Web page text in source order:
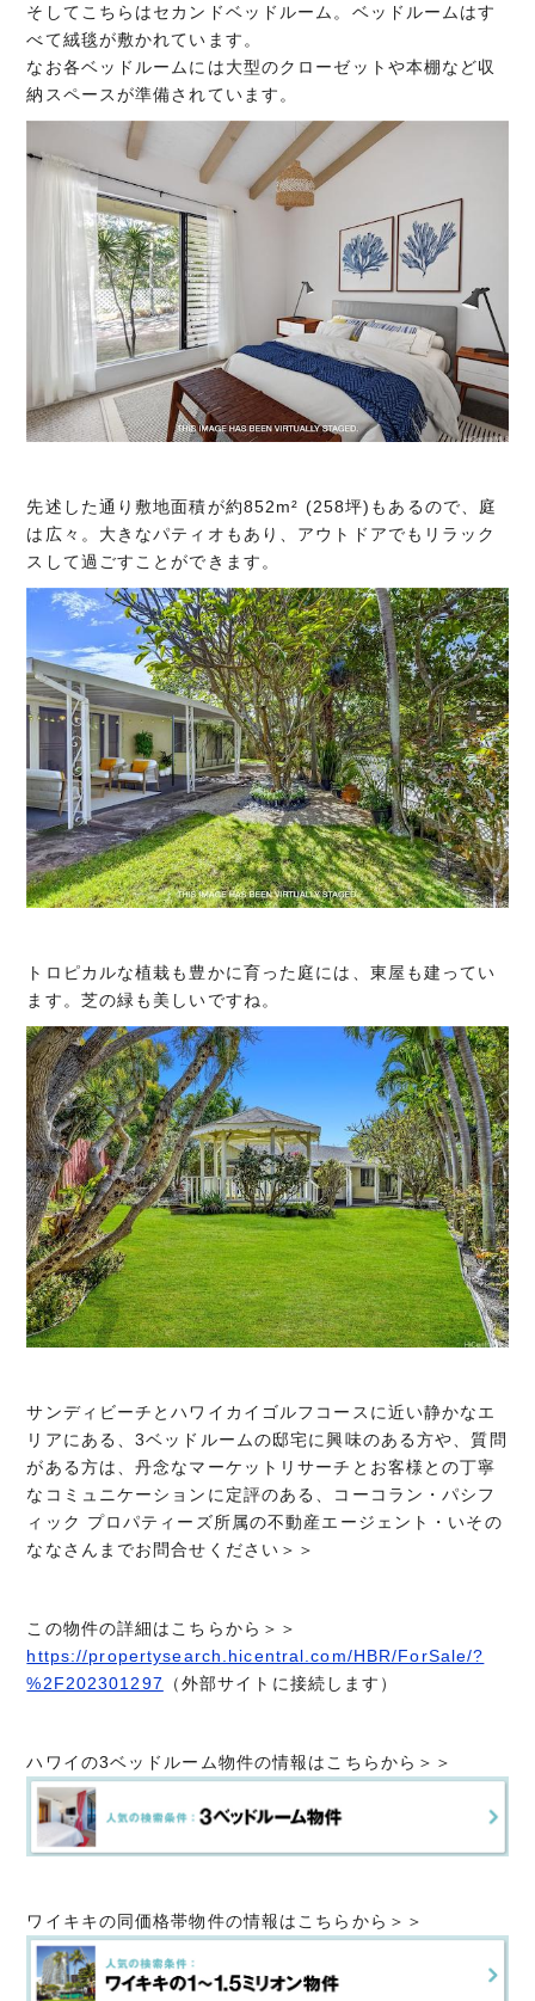
そしてこちらはセカンドベッドルーム。ベッドルームはす
べて絨毯が敷かれています。
なお各ベッドルームには大型のクローゼットや本棚など収
納スペースが準備されています。
先述した通り敷地面積が約852m² (258坪)もあるので、庭
は広々。大きなパティオもあり、アウトドアでもリラック
スして過ごすことができます。
トロピカルな植栽も豊かに育った庭には、東屋も建ってい
ます。芝の緑も美しいですね。
サンディビーチとハワイカイゴルフコースに近い静かなエ
リアにある、3ベッドルームの邸宅に興味のある方や、質問
がある方は、丹念なマーケットリサーチとお客様との丁寧
なコミュニケーションに定評のある、 コーコラン・パシフ
ィック プロパティーズ所属の不動産エージェント・いその
ななさんまでお問合せください＞＞
この物件の詳細はこちらから＞＞
https://propertysearch.hicentral.com/HBR/ForSale/?
%2F202301297
（外部サイトに接続します）
ハワイの3ベッドルーム物件の情報はこちらから＞＞
ワイキキの同価格帯物件の情報はこちらから＞＞